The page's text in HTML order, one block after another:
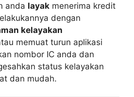
anda layak menerima kredit
dengan
kelayakan
memuat turun aplikasi
nombor IC anda dan
status kelayakan
dan mudah.